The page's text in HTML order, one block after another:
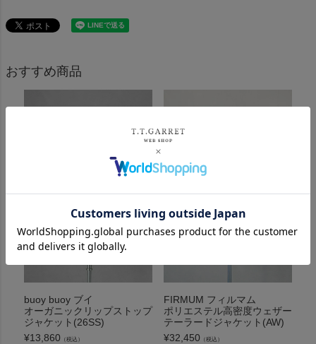
おすすめ商品
buoy buoy ブイ
オーガニックリップストップ
ジャケット(26SS)
¥13,860 （税込）
FIRMUM フィルマム
ポリエステル高密度ウェザー
テーラードジャケット(AW)
¥32,450 （税込）